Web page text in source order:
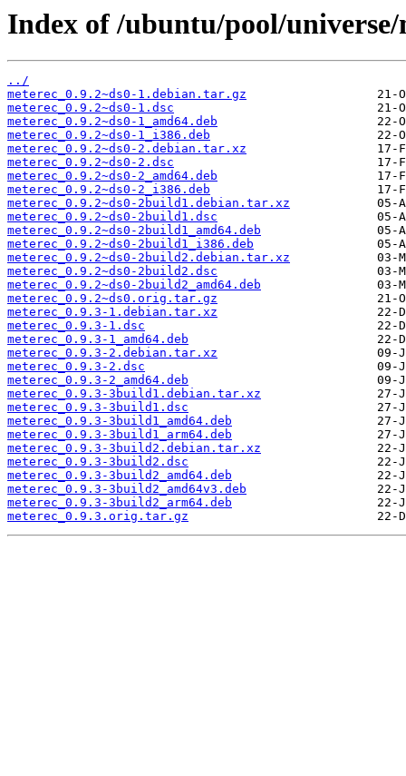
Index of /ubuntu/pool/universe/
../
meterec_0.9.2~ds0-1.debian.tar.gz
meterec_0.9.2~ds0-1.dsc
meterec_0.9.2~ds0-1_amd64.deb
meterec_0.9.2~ds0-1_i386.deb
meterec_0.9.2~ds0-2.debian.tar.xz
meterec_0.9.2~ds0-2.dsc
meterec_0.9.2~ds0-2_amd64.deb
meterec_0.9.2~ds0-2_i386.deb
meterec_0.9.2~ds0-2build1.debian.tar.xz
meterec_0.9.2~ds0-2build1.dsc
meterec_0.9.2~ds0-2build1_amd64.deb
meterec_0.9.2~ds0-2build1_i386.deb
meterec_0.9.2~ds0-2build2.debian.tar.xz
meterec_0.9.2~ds0-2build2.dsc
meterec_0.9.2~ds0-2build2_amd64.deb
meterec_0.9.2~ds0.orig.tar.gz
meterec_0.9.3-1.debian.tar.xz
meterec_0.9.3-1.dsc
meterec_0.9.3-1_amd64.deb
meterec_0.9.3-2.debian.tar.xz
meterec_0.9.3-2.dsc
meterec_0.9.3-2_amd64.deb
meterec_0.9.3-3build1.debian.tar.xz
meterec_0.9.3-3build1.dsc
meterec_0.9.3-3build1_amd64.deb
meterec_0.9.3-3build1_arm64.deb
meterec_0.9.3-3build2.debian.tar.xz
meterec_0.9.3-3build2.dsc
meterec_0.9.3-3build2_amd64.deb
meterec_0.9.3-3build2_amd64v3.deb
meterec_0.9.3-3build2_arm64.deb
meterec_0.9.3.orig.tar.gz